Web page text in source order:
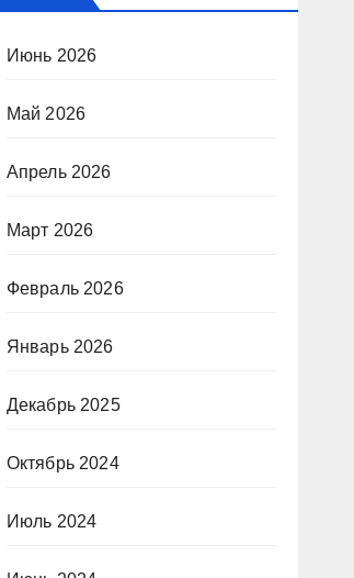
Июнь 2026
Май 2026
Апрель 2026
Март 2026
Февраль 2026
Январь 2026
Декабрь 2025
Октябрь 2024
Июль 2024